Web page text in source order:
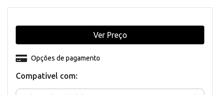
Compativel com:
Opções de pagamento
Ver Preço